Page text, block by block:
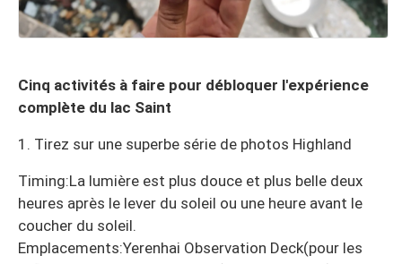
Cinq activités à faire pour débloquer l'expérience
complète du lac Saint
1. Tirez sur une superbe série de photos Highland
Timing:La lumière est plus douce et plus belle deux
heures après le lever du soleil ou une heure avant le
coucher du soleil.
Emplacements:Yerenhai Observation Deck(pour les